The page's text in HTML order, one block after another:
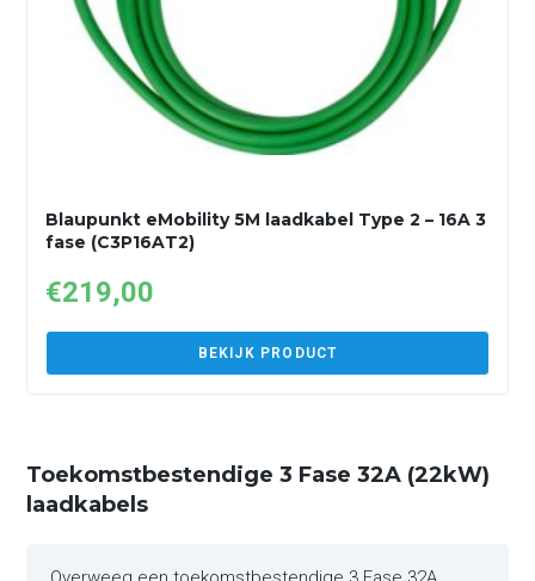
Blaupunkt eMobility 5M laadkabel Type 2 – 16A 3
fase (C3P16AT2)
€219,00
BEKIJK PRODUCT
Toekomstbestendige 3 Fase 32A (22kW)
laadkabels